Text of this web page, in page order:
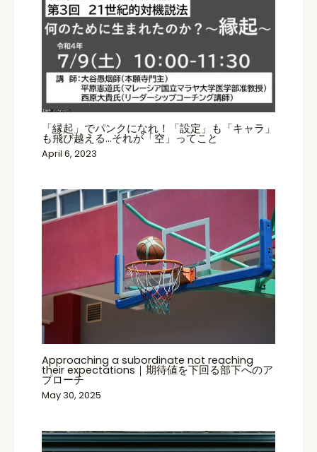
「縁起」でパンクになれ！「設定」も「キャラ」
も飛び越える…それが「空」ってこと
April 6, 2023
Approaching a subordinate not reaching
their expectations｜期待値を下回る部下へのア
プローチ
May 30, 2025